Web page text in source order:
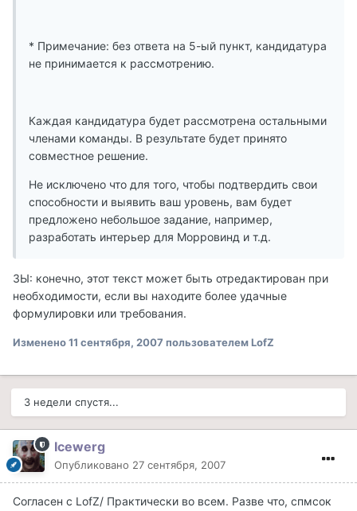
* Примечание: без ответа на 5-ый пункт, кандидатура
не принимается к рассмотрению.
Каждая кандидатура будет рассмотрена остальными
членами команды. В результате будет принято
совместное решение.
Не исключено что для того, чтобы подтвердить свои
способности и выявить ваш уровень, вам будет
предложено небольшое задание, например,
разработать интерьер для Морровинд и т.д.
ЗЫ: конечно, этот текст может быть отредактирован при
необходимости, если вы находите более удачные
формулировки или требования.
Изменено11 сентября, 2007 пользователем LofZ
3 недели спустя...
Icewerg
Опубликовано 27 сентября, 2007
Согласен с LofZ/ Практически во всем. Разве что, спмсок